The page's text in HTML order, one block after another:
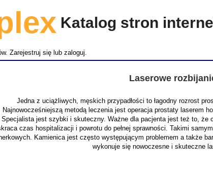
Katalog stron
Zarejestruj się lub zaloguj.
Laserowe
Jedna z uciążliwych, męskich przypadłości to łagodny rozrost
Najnowocześniejszą metodą leczenia jest operacja prostaty laserem
Specjalista jest szybki i skuteczny. Ważne dla pacjenta jest też to, że
czas hospitalizacji i powrotu do pełnej sprawności. Takimi
Kamienica jest często występującym problemem a także
wykonuje się nowoczesne i skuteczne